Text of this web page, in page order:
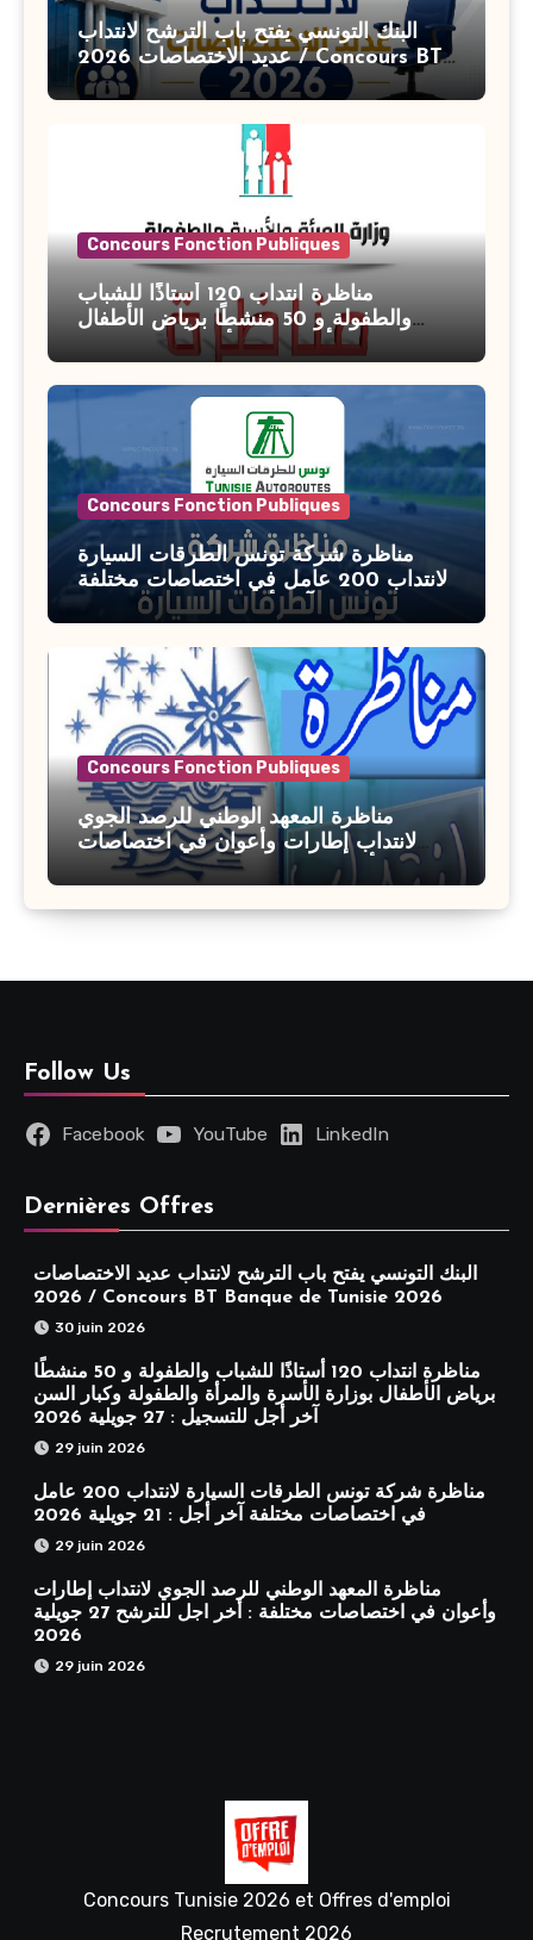
البنك التونسي يفتح باب الترشح لانتداب
عديد الاختصاصات 2026 / Concours BT
Banque de Tunisie 2026
Concours Fonction Publiques
مناظرة انتداب 120 أستاذًا للشباب
والطفولة و 50 منشطًا برياض الأطفال
بوزارة الأسرة والمرأة والطفولة وكبار
السن آخر أجل للتسجيل : 27 جويلية 2026
Concours Fonction Publiques
مناظرة شركة تونس الطرقات السيارة
لانتداب 200 عامل في اختصاصات مختلفة
آخر أجل : 21 جويلية 2026
Concours Fonction Publiques
مناظرة المعهد الوطني للرصد الجوي
لانتداب إطارات وأعوان في اختصاصات
مختلفة : أخر اجل للترشح 27 جويلية 2026
Follow Us
Facebook YouTube LinkedIn
Dernières Offres
البنك التونسي يفتح باب الترشح لانتداب عديد الاختصاصات
2026 / Concours BT Banque de Tunisie 2026
30 juin 2026
مناظرة انتداب 120 أستاذًا للشباب والطفولة و 50 منشطًا
برياض الأطفال بوزارة الأسرة والمرأة والطفولة وكبار السن
آخر أجل للتسجيل : 27 جويلية 2026
29 juin 2026
مناظرة شركة تونس الطرقات السيارة لانتداب 200 عامل
في اختصاصات مختلفة آخر أجل : 21 جويلية 2026
29 juin 2026
مناظرة المعهد الوطني للرصد الجوي لانتداب إطارات
وأعوان في اختصاصات مختلفة : أخر اجل للترشح 27 جويلية
2026
29 juin 2026
Concours Tunisie 2026 et Offres d'emploi
Recrutement 2026